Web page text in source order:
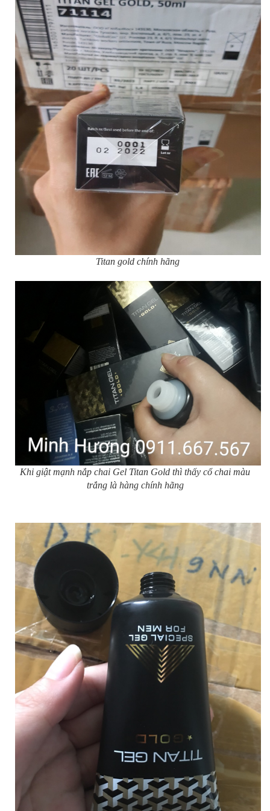
Titan gold chính hãng
Khi giật mạnh nắp chai Gel Titan Gold thì thấy cổ chai màu
trắng là hàng chính hãng